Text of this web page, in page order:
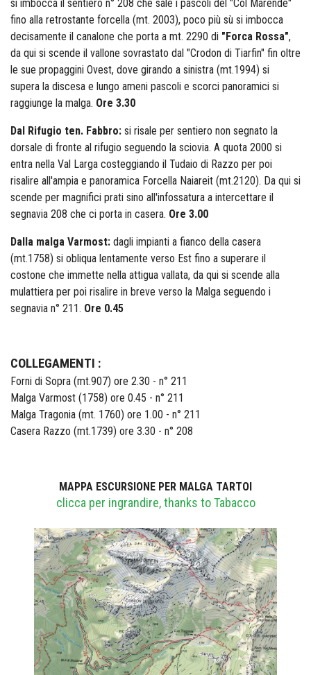
si imbocca il sentiero n° 208 che sale i pascoli del "Col Marende"
fino alla retrostante forcella (mt. 2003), poco più sù si imbocca
decisamente il canalone che porta a mt. 2290 di "Forca Rossa",
da qui si scende il vallone sovrastato dal "Crodon di Tiarfin" fin oltre
le sue propaggini Ovest, dove girando a sinistra (mt.1994) si
supera la discesa e lungo ameni pascoli e scorci panoramici si
raggiunge la malga. Ore 3.30
Dal Rifugio ten. Fabbro: si risale per sentiero non segnato la
dorsale di fronte al rifugio seguendo la sciovia. A quota 2000 si
entra nella Val Larga costeggiando il Tudaio di Razzo per poi
risalire all'ampia e panoramica Forcella Naiareit (mt.2120). Da qui si
scende per magnifici prati sino all'infossatura a intercettare il
segnavia 208 che ci porta in casera. Ore 3.00
Dalla malga Varmost: dagli impianti a fianco della casera
(mt.1758) si obliqua lentamente verso Est fino a superare il
costone che immette nella attigua vallata, da qui si scende alla
mulattiera per poi risalire in breve verso la Malga seguendo i
segnavia n° 211. Ore 0.45
COLLEGAMENTI :
Forni di Sopra (mt.907) ore 2.30 - n° 211
Malga Varmost (1758) ore 0.45 - n° 211
Malga Tragonia (mt. 1760) ore 1.00 - n° 211
Casera Razzo (mt.1739) ore 3.30 - n° 208
MAPPA ESCURSIONE PER MALGA TARTOI
clicca per ingrandire, thanks to Tabacco